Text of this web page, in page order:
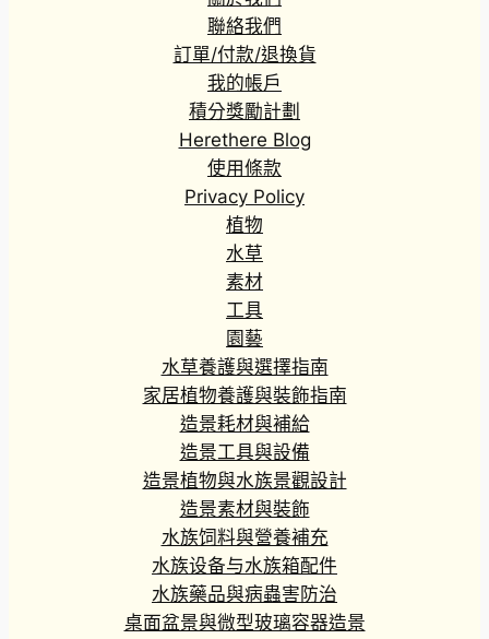
K
$
1
7
5
.
9
0
到
H
K
$
3
4
5
.
9
0
聯絡我們
訂單/付款/退換貨
我的帳戶
積分獎勵計劃
Herethere Blog
使用條款
Privacy Policy
植物
水草
素材
工具
園藝
水草養護與選擇指南
家居植物養護與裝飾指南
造景耗材與補給
造景工具與設備
造景植物與水族景觀設計
造景素材與裝飾
水族饲料與營養補充
水族设备与水族箱配件
水族藥品與病蟲害防治
桌面盆景與微型玻璃容器造景